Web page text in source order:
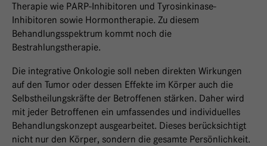
Therapie wie PARP-Inhibitoren und Tyrosinkinase-
Inhibitoren sowie Hormontherapie. Zu diesem
Behandlungsspektrum kommt noch die
Bestrahlungstherapie.
Die integrative Onkologie soll neben direkten Wirkungen
auf den Tumor oder dessen Effekte im Körper auch die
Selbstheilungskräfte der Betroffenen stärken. Daher wird
mit jeder Betroffenen ein umfassendes und individuelles
Behandlungskonzept ausgearbeitet. Dieses berücksichtigt
nicht nur den Körper, sondern die gesamte Persönlichkeit.